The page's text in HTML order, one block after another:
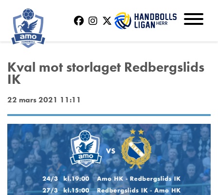
Kval mot storlaget Redbergslids
IK
22 mars 2021 11:11